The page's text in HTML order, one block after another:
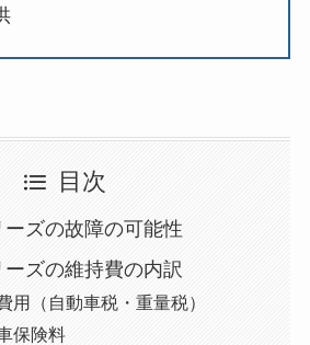
目次
ズの故障の可能性
ズの維持費の内訳
用（自動車税・重量税）
保険料